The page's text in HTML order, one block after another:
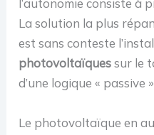
l’autonomie consiste à
La solution la plus
est sans conteste
photovoltaïquessur le
d’une logique « passive
Le photovoltaïque en